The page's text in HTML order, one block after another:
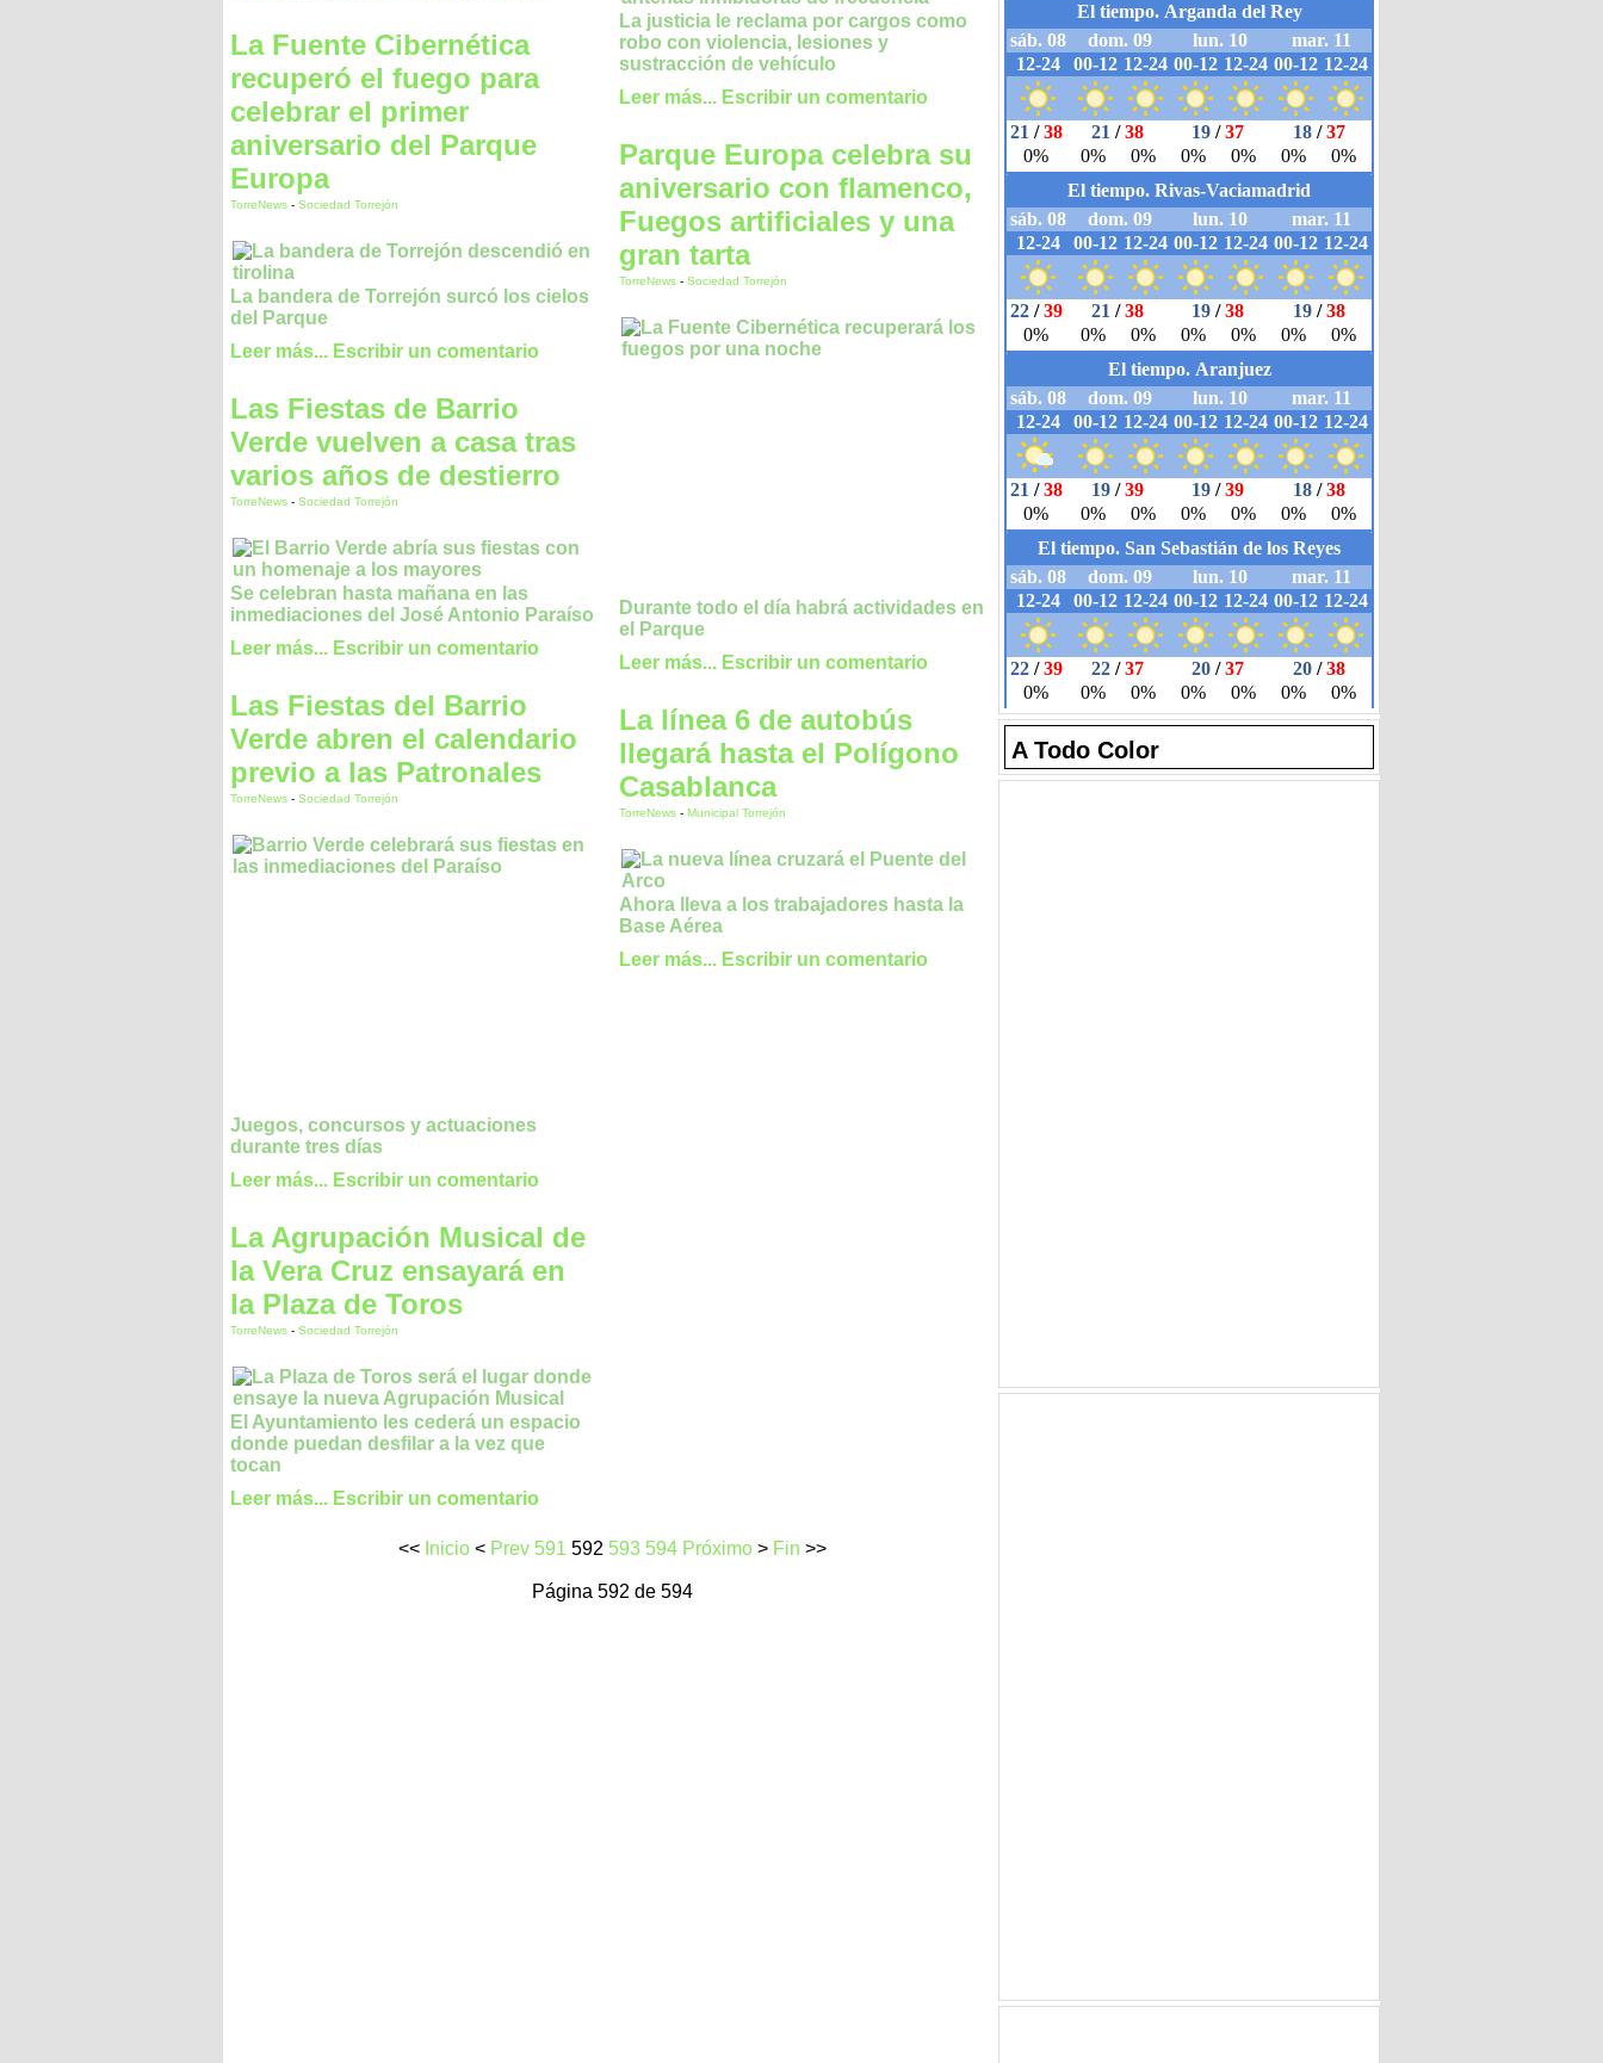
La Fuente Cibernética
recuperó el fuego para
celebrar el primer
aniversario del Parque
Europa
TorreNews - Sociedad Torrejón
La bandera de Torrejón surcó los cielos
del Parque
Leer más... Escribir un comentario
Las Fiestas de Barrio
Verde vuelven a casa tras
varios años de destierro
TorreNews - Sociedad Torrejón
Se celebran hasta mañana en las
inmediaciones del José Antonio Paraíso
Leer más... Escribir un comentario
Las Fiestas del Barrio
Verde abren el calendario
previo a las Patronales
TorreNews - Sociedad Torrejón
Juegos, concursos y actuaciones
durante tres días
Leer más... Escribir un comentario
La Agrupación Musical de
la Vera Cruz ensayará en
la Plaza de Toros
TorreNews - Sociedad Torrejón
El Ayuntamiento les cederá un espacio
donde puedan desfilar a la vez que
tocan
Leer más... Escribir un comentario
La justicia le reclama por cargos como
robo con violencia, lesiones y
sustracción de vehículo
Leer más... Escribir un comentario
Parque Europa celebra su
aniversario con flamenco,
Fuegos artificiales y una
gran tarta
TorreNews - Sociedad Torrejón
Durante todo el día habrá actividades en
el Parque
Leer más... Escribir un comentario
La línea 6 de autobús
llegará hasta el Polígono
Casablanca
TorreNews - Municipal Torrejón
Ahora lleva a los trabajadores hasta la
Base Aérea
Leer más... Escribir un comentario
<< Inicio< Prev 591 592 593 594 Próximo> Fin >>
Página 592 de 594
A Todo Color